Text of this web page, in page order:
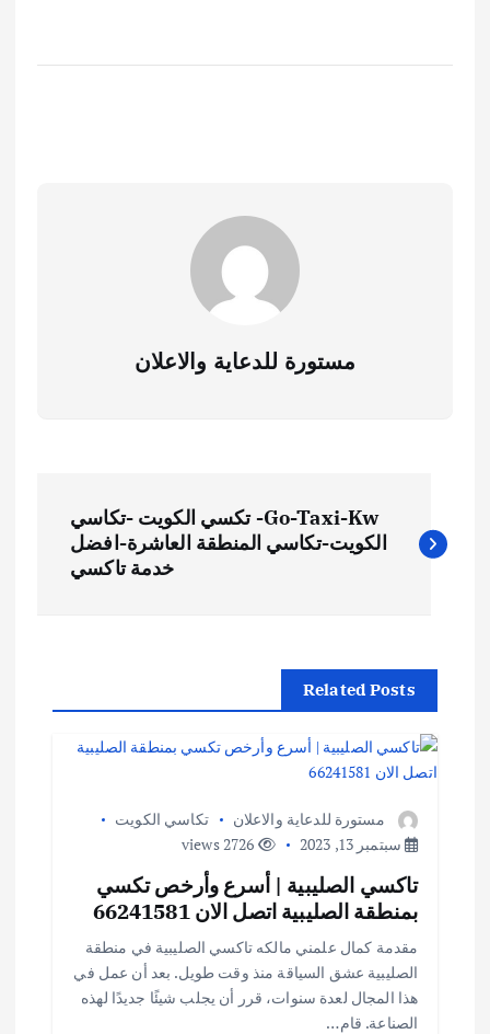
مستورة للدعاية والاعلان
Go-Taxi-Kw- تكسي الكويت -تكاسي
الكويت-تكاسي المنطقة العاشرة-افضل
خدمة تاكسي
Related Posts
مستورة للدعاية والاعلان
تكاسي الكويت
سبتمبر 13, 2023
تاكسي الصليبية | أسرع وأرخص تكسي
بمنطقة الصليبية اتصل الان 66241581
مقدمة كمال علمني مالكه تاكسي الصليبية في منطقة
الصليبية عشق السياقة منذ وقت طويل. بعد أن عمل في
هذا المجال لعدة سنوات، قرر أن يجلب شيئًا جديدًا لهذه
الصناعة. قام…